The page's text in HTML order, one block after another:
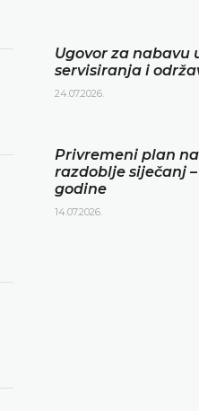
Ugovor za nabavu
servisiranja i
24.07.2026.
Privremeni plan
razdoblje siječanj
godine
14.07.2026.